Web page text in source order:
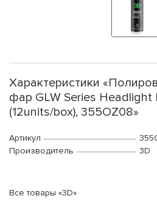
Характеристики
фар GLW Series Headlight
(12units/box), 355OZ08»
Артикул
Производитель
3D
Все товары «3D»